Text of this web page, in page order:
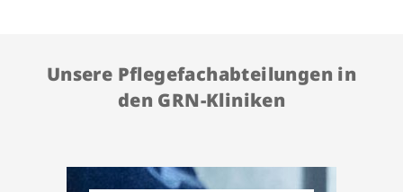
Unsere Pflegefachabteilungen in
den GRN-Kliniken